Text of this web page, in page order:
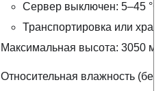
Сервер выключен: 5–45 °C
Транспортировка или
Максимальная высота: 3050 м
Относительная влажность (без